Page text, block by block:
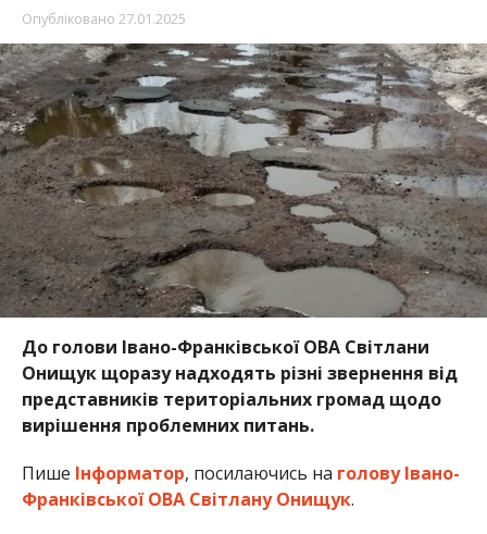
Опубліковано 27.01.2025
До голови Івано-Франківської ОВА Світлани
Онищук щоразу надходять різні звернення від
представників територіальних громад щодо
вирішення проблемних питань.
Пише Інформатор, посилаючись на голову Івано-
Франківської ОВА Світлану Онищук.